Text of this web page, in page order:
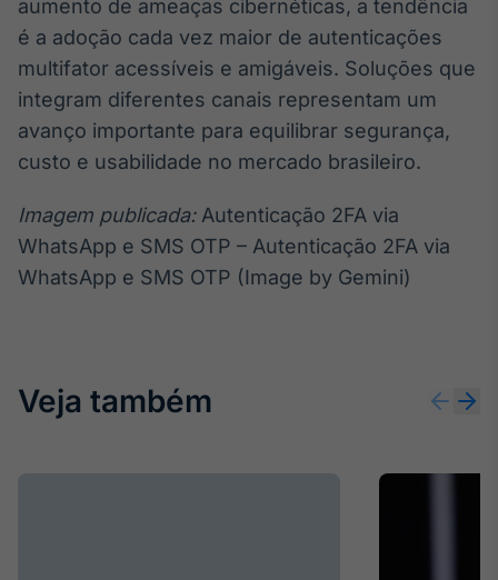
aumento de ameaças cibernéticas, a tendência
é a adoção cada vez maior de autenticações
multifator acessíveis e amigáveis. Soluções que
integram diferentes canais representam um
avanço importante para equilibrar segurança,
custo e usabilidade no mercado brasileiro.
Imagem publicada:Autenticação 2FA via
WhatsApp e SMS OTP – Autenticação 2FA via
WhatsApp e SMS OTP (Image by Gemini)
Veja também